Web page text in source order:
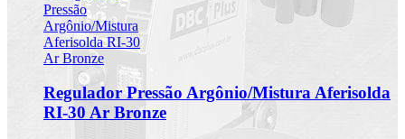
Regulador Pressão Argônio/Mistura Aferisolda
RI-30 Ar Bronze